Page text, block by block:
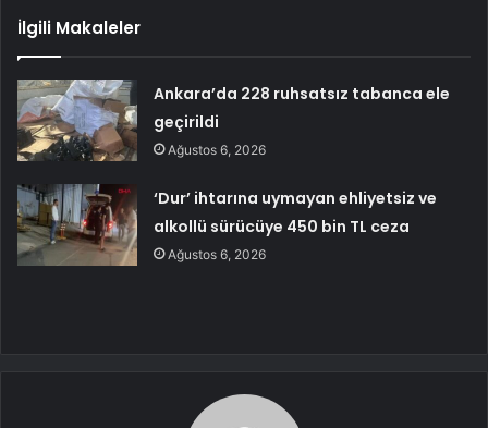
İlgili Makaleler
Ankara’da 228 ruhsatsız tabanca ele
geçirildi
Ağustos 6, 2026
‘Dur’ ihtarına uymayan ehliyetsiz ve
alkollü sürücüye 450 bin TL ceza
Ağustos 6, 2026